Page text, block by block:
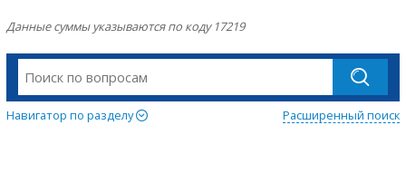
Данные суммы указываются по коду 17219
Навигатор по разделу Расширенный поиск